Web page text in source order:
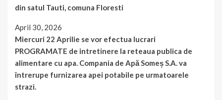
din satul Tauti, comuna Floresti
April 30, 2026
Miercuri 22 Aprilie se vor efectua lucrari
PROGRAMATE de intretinere la reteaua publica de
alimentare cu apa. Compania de Apă Someș S.A. va
întrerupe furnizarea apei potabile pe urmatoarele
strazi.